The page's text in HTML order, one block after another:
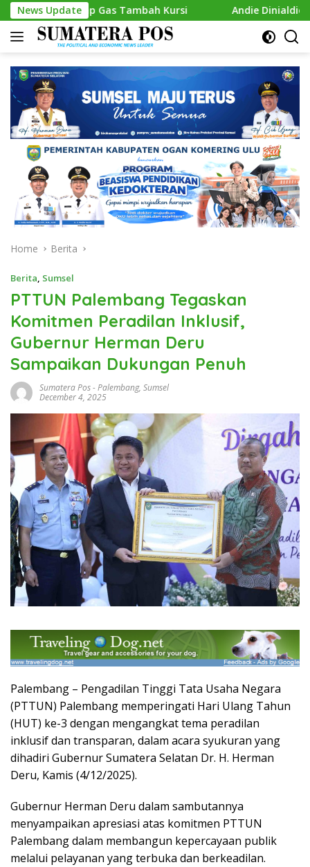
Skip
to
content
News Update
Gas Tambah Kursi Andie Dinialdie Kembalikan
Home Berita
Berita, Sumsel
PTTUN Palembang Tegaskan
Komitmen Peradilan Inklusif,
Gubernur Herman Deru
Sampaikan Dukungan Penuh
Sumatera Pos-Palembang, Sumsel
December 4, 2025
Palembang – Pengadilan Tinggi Tata Usaha Negara
(PTTUN) Palembang memperingati Hari Ulang Tahun
(HUT) ke-3 dengan mengangkat tema peradilan
inklusif dan transparan, dalam acara syukuran yang
dihadiri Gubernur Sumatera Selatan Dr. H. Herman
Deru, Kamis (4/12/2025).
Gubernur Herman Deru dalam sambutannya
menyampaikan apresiasi atas komitmen PTTUN
Palembang dalam membangun kepercayaan publik
melalui pelayanan yang terbuka dan berkeadilan.